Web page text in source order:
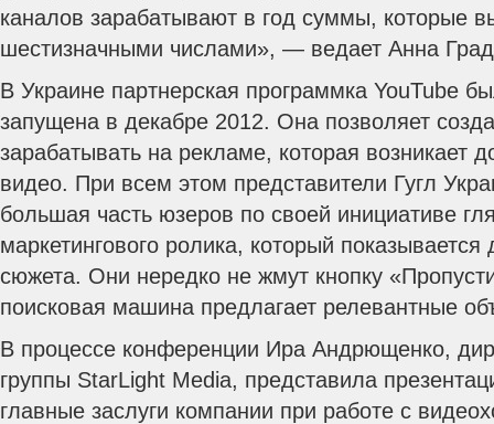
каналов зарабатывают в год суммы, которые
шестизначными числами», — ведает Анна
В Украине партнерская программка YouTube
запущена в декабре 2012. Она позволяет
зарабатывать на рекламе, которая возникает
видео. При всем этом представители Гугл
большая часть юзеров по своей инициативе
маркетингового ролика, который
сюжета. Они нередко не жмут кнопку
поисковая машина предлагает релевантные
В процессе конференции Ира Андрющенко,
группы StarLight Media, представила
главные заслуги компании при работе с